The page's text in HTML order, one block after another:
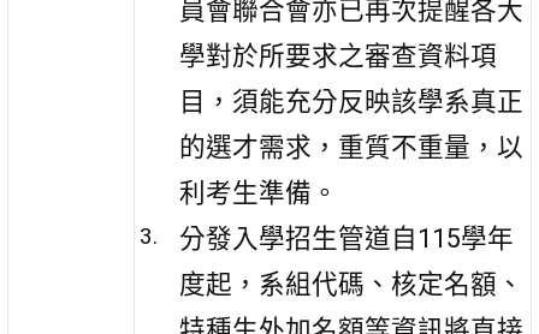
員會聯合會亦已再次提醒各大
學對於所要求之審查資料項
目，須能充分反映該學系真正
的選才需求，重質不重量，以
利考生準備。
分發入學招生管道自115學年
度起，系組代碼、核定名額、